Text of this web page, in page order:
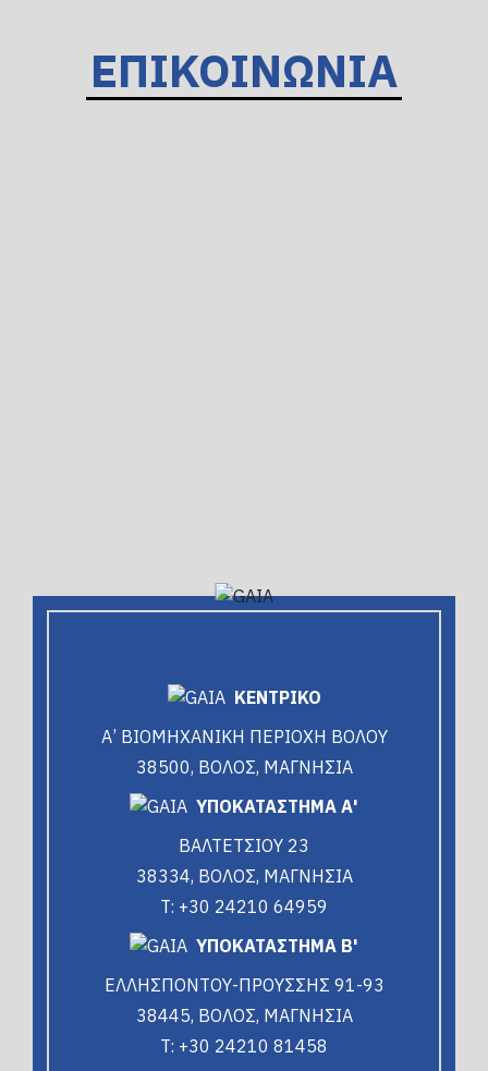
ΕΠΙΚΟΙΝΩΝΙΑ
ΚΕΝΤΡΙΚΟ
Α’ ΒΙΟΜΗΧΑΝΙΚΗ ΠΕΡΙΟΧΗ ΒΟΛΟΥ
38500, ΒΟΛΟΣ, ΜΑΓΝΗΣΙΑ
ΥΠΟΚΑΤΑΣΤΗΜΑ Α'
ΒΑΛΤΕΤΣΙΟΥ 23
38334, ΒΟΛΟΣ, ΜΑΓΝΗΣΙΑ
T: +30 24210 64959
ΥΠΟΚΑΤΑΣΤΗΜΑ Β'
ΕΛΛΗΣΠΟΝΤΟΥ-ΠΡΟΥΣΣΗΣ 91-93
38445, ΒΟΛΟΣ, ΜΑΓΝΗΣΙΑ
T: +30 24210 81458